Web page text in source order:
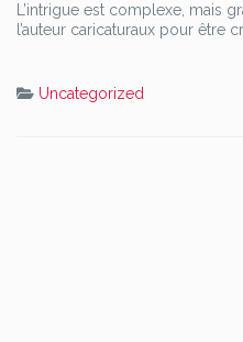
L’intrigue est complexe, mais
l’auteur caricaturaux pour être
Uncategorized